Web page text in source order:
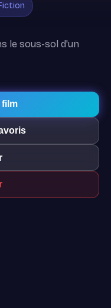
le sous-sol d'un
film